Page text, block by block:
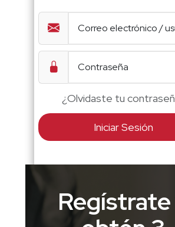
¿Olvidaste tu
Iniciar Sesión